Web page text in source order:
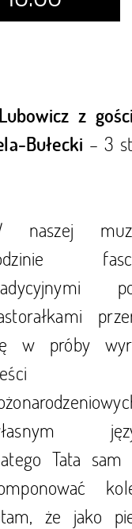
z
Bułecki – 3
naszej
w próby
Tata sam
że jako